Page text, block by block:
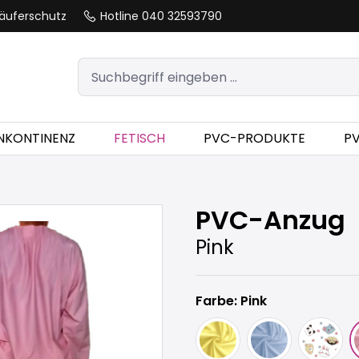
Hotline 040 32593790
FETISCH PVC-PRODUKTE
PVC-Anzug
Pink
Farbe: Pink